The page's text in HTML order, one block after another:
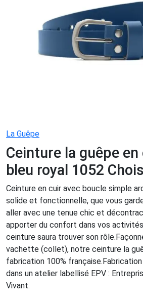
La Guêpe
Ceinture la guêpe en
bleu royal 1052
Ceinture en cuir avec boucle simple
solide et fonctionnelle, que vous
aller avec une tenue chic et
apporter du confort dans vos
ceinture saura trouver son
vachette (collet), notre ceinture la
fabrication 100%
dans un atelier labellisé EPV :
Vivant.